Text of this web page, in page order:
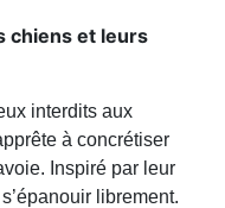
chiens et leurs
interdits aux
à concrétiser
Inspiré par leur
librement.